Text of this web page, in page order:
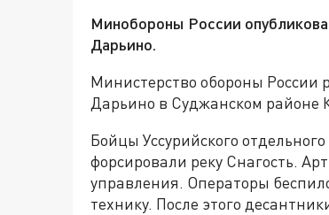
Минобороны России
Дарьино.
Министерство обороны России
Дарьино в Суджанском районе
Бойцы Уссурийского
форсировали реку Снагость.
управления. Операторы
технику. После этого